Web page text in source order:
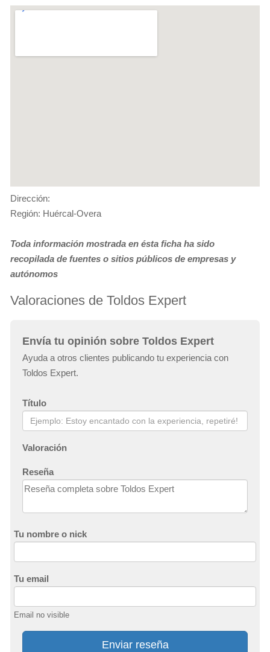
Dirección:
Región: Huércal-Overa
Toda información mostrada en ésta ficha ha sido
recopilada de fuentes o sitios públicos de empresas y
autónomos
Valoraciones de Toldos Expert
Envía tu opinión sobre Toldos Expert
Ayuda a otros clientes publicando tu experiencia con
Toldos Expert.
Título
Valoración
Reseña
Tu nombre o nick
Tu email
Email no visible
Enviar reseña